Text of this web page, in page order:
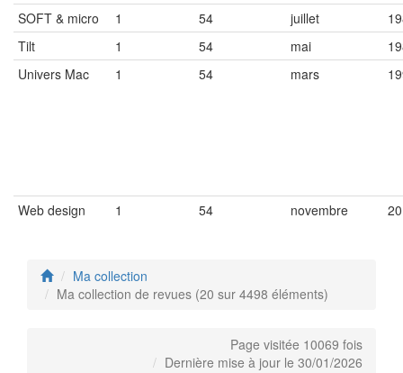
SOFT & micro 1 54 juillet
Tilt
1 54 mai
Univers Mac
1 54 mars
Web design 1 54 novembre
Ma collection
Ma collection de revues (20 sur 4498 éléments)
Page visitée 10069 fois
Dernière mise à jour le 30/01/2026